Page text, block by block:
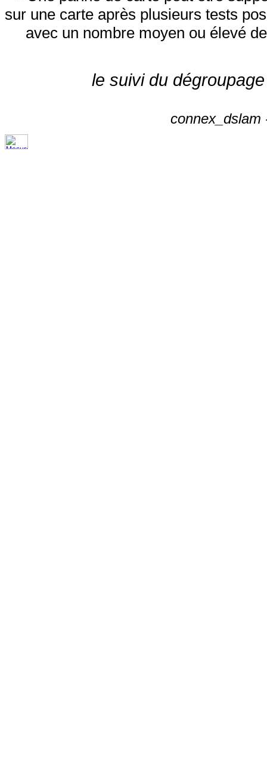
sur une carte après plusieurs tests
avec un nombre moyen ou élevé
le suivi du
connex_dslam